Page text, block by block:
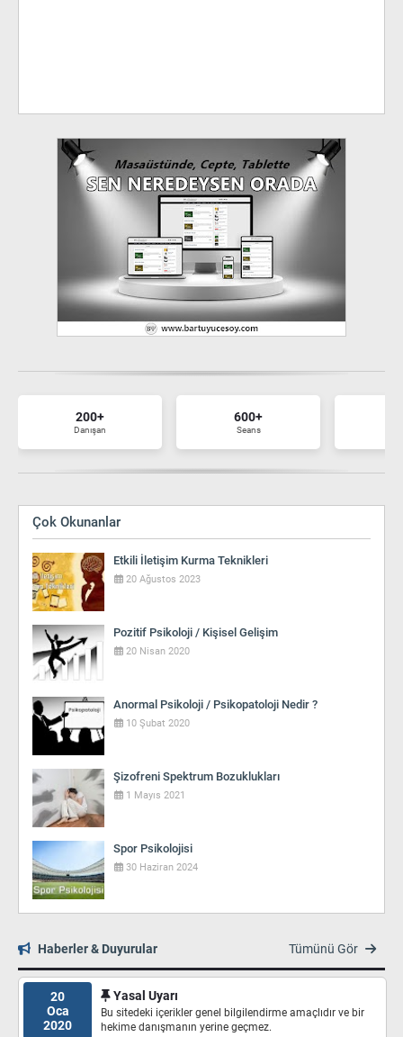
200+
Danışan
600+
Seans
Çok Okunanlar
Etkili İletişim Kurma Teknikleri
20 Ağustos 2023
Pozitif Psikoloji / Kişisel Gelişim
20 Nisan 2020
Anormal Psikoloji / Psikopatoloji Nedir ?
10 Şubat 2020
Şizofreni Spektrum Bozuklukları
1 Mayıs 2021
Spor Psikolojisi
30 Haziran 2024
Haberler & Duyurular Tümünü Gör
20
Oca
2020
Yasal Uyarı
Bu sitedeki içerikler genel bilgilendirme amaçlıdır ve bir
hekime danışmanın yerine geçmez.